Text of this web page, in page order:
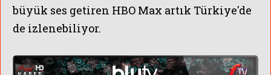
büyük ses getiren HBO Max artık Türkiye'de
de izlenebiliyor.